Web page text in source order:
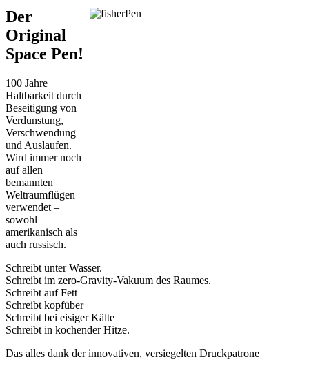
Der
Original
Space Pen!
100 Jahre
Haltbarkeit durch
Beseitigung von
Verdunstung,
Verschwendung
und Auslaufen.
Wird immer noch
auf allen
bemannten
Weltraumflügen
verwendet –
sowohl
amerikanisch als
auch russisch.
Schreibt unter Wasser.
Schreibt im zero-Gravity-Vakuum des Raumes.
Schreibt auf Fett
Schreibt kopfüber
Schreibt bei eisiger Kälte
Schreibt in kochender Hitze.
Das alles dank der innovativen, versiegelten Druckpatrone